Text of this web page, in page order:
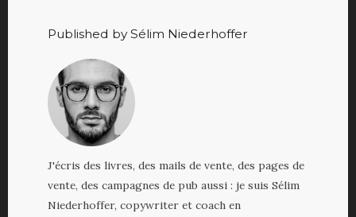
Published by Sélim Niederhoffer
J'écris des livres, des mails de vente, des pages de
vente, des campagnes de pub aussi : je suis Sélim
Niederhoffer, copywriter et coach en